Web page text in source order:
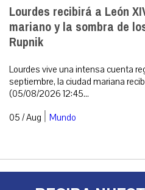
Lourdes recibirá a León
mariano y la sombra de
Rupnik
Lourdes vive una intensa cuenta
septiembre, la ciudad mariana
(05/08/2026 12:45...
05 / Aug | Mundo